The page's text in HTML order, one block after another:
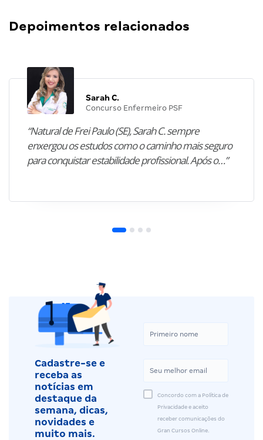
Depoimentos relacionados
Sarah C.
Concurso Enfermeiro PSF
“Natural de Frei Paulo (SE), Sarah C. sempre
enxergou os estudos como o caminho mais seguro
para conquistar estabilidade profissional. Após o…”
Cadastre-se e
receba as
notícias em
destaque da
semana, dicas,
novidades e
muito mais.
Concordo com a Política de
Privacidade e aceito
receber comunicações do
Gran Cursos Online.